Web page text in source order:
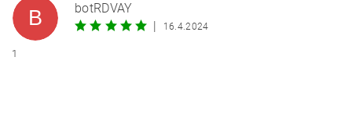
B
botRDVAY
16.4.2024
1